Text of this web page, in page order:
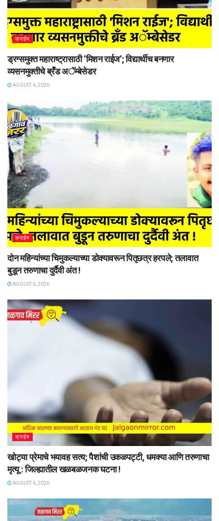
क्राईम
ड्रग्समुक्त महाराष्ट्रासाठी ‘मिशन राईज’; विद्यार्थीच बनणार
व्यसनमुक्तीचे ब्रँड अॅम्बेसेडर
AUGUST 6, 2026
क्राईम
दोन महिन्यांच्या चिमुकल्याच्या डोक्यावरून पितृछत्र हरपले; तलावात
बुडून तरुणाचा दुर्दैवी अंत !
AUGUST 6, 2026
क्राईम
खोट्या प्रेमाचे भयावह सत्य; पैशांची उकळपट्टी, धमक्या आणि तरुणाचा
मृत्यू : जिल्ह्यातील खळबळजनक घटना !
AUGUST 6, 2026